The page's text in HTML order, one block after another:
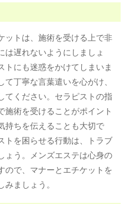
ットは、施術を受ける上で非
遅れないようにしましょ
トにも迷惑をかけてしまいま
丁寧な言葉遣いを心がけ、
てください。セラピストの指
施術を受けることがポイント
持ちを伝えることも大切で
トを困らせる行動は、トラブ
ょう。メンズエステは心身の
ので、マナーとエチケットを
ましょう。